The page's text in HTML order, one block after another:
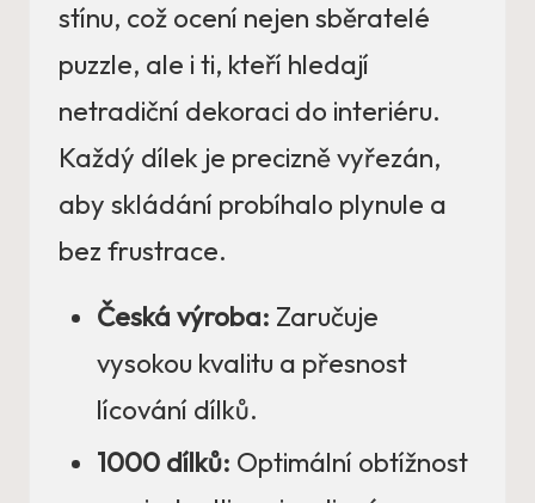
stínu, což ocení nejen sběratelé
puzzle, ale i ti, kteří hledají
netradiční dekoraci do interiéru.
Každý dílek je precizně vyřezán,
aby skládání probíhalo plynule a
bez frustrace.
Česká výroba: Zaručuje
vysokou kvalitu a přesnost
lícování dílků.
1000 dílků: Optimální obtížnost